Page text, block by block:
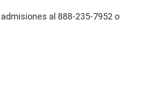
al 888-235-7952 o